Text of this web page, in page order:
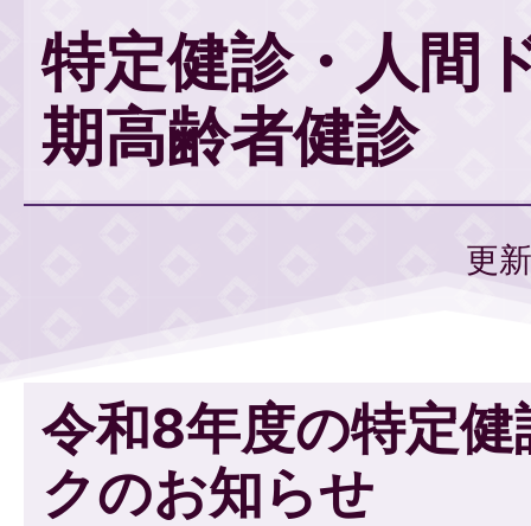
特定健診・人間
期高齢者健診
更
令和8年度の特定
クのお知らせ